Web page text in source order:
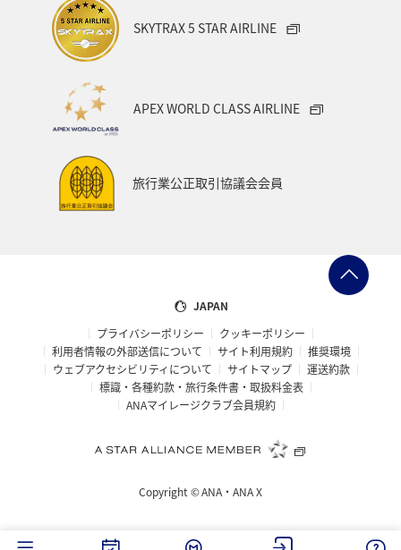
SKYTRAX 5 STAR AIRLINE
APEX WORLD CLASS AIRLINE
旅行業公正取引協議会会員
JAPAN
プライバシーポリシー
クッキーポリシー
利用者情報の外部送信について
サイト利用規約
推奨環境
ウェブアクセシビリティについて
サイトマップ
運送約款
標識・各種約款・旅行条件書・取扱料金表
ANAマイレージクラブ会員規約
Copyright ©ANA・ANA X